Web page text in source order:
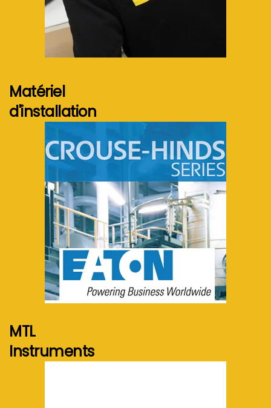
Voir plus...
Matériel
d'installation
Voir plus...
MTL
Instruments